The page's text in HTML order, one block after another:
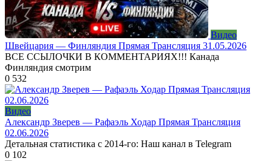
Видео
Швейцария — Финляндия Прямая Трансляция 31.05.2026
ВСЕ ССЫЛОЧКИ В КОММЕНТАРИЯХ!!! Канада
Финляндия смотрим
0 532
Видео
Александр Зверев — Рафаэль Ходар Прямая Трансляция
02.06.2026
Детальная статистика с 2014-го: Наш канал в Telegram
0 102